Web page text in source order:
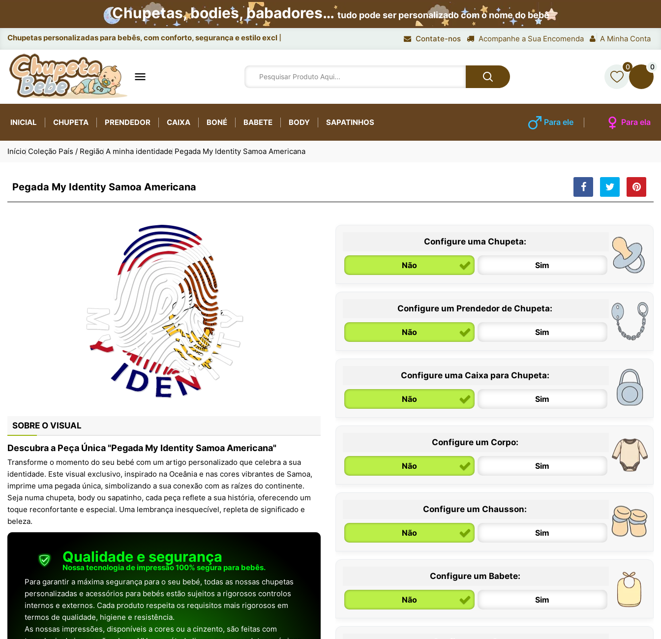
Chupetas, bodies, babadores…tudo pode ser personalizado com o nome do bebê
Chupetas personalizadas para bebês, com conforto, segurança e estilo exclusivo. Contate-nos Acompanhe a Sua Encomenda A Minha Conta

0 0
INICIAL CHUPETA PRENDEDOR CAIXA BONÉ BABETE BODY SAPATINHOS Para ele Para ela
Início Coleção País / Região A minha identidade Pegada My Identity Samoa Americana
Pegada My Identity Samoa Americana
SOBRE O VISUAL
Descubra a Peça Única "Pegada My Identity Samoa Americana"
Transforme o momento do seu bebé com um artigo personalizado que celebra a sua
identidade. Este visual exclusivo, inspirado na Oceânia e nas cores vibrantes de Samoa,
imprime uma pegada única, simbolizando a sua conexão com as raízes do continente.
Seja numa chupeta, body ou sapatinho, cada peça reflete a sua história, oferecendo um
toque reconfortante e especial. Uma lembrança inesquecível, repleta de significado e
beleza.
Qualidade e segurança
Nossa tecnologia de impressão 100% segura para bebês.
Para garantir a máxima segurança para o seu bebé, todas as nossas chupetas
personalizadas e acessórios para bebés estão sujeitos a rigorosos controlos
internos e externos. Cada produto respeita os requisitos mais rigorosos em
termos de qualidade, higiene e resistência.
As nossas impressões, disponíveis a cores ou a cinzento, são feitas com
Configure uma Chupeta:
Não Sim
0 / 6 meses
Configure um Prendedor de Chupeta:
Não Sim
Configure uma Caixa para Chupeta:
Não Sim
Configure um Corpo:
Não Sim
6 / 12 meses 12 / 18 meses
Configure um Chausson:
Não Sim
Configure um Babete:
Não Sim